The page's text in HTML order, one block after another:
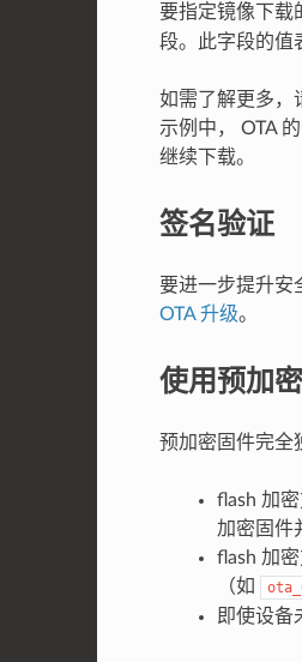
要指定镜像下载
段。此字段的值
如需了解更多，
示例中， OTA
继续下载。
签名验证
要进一步提升安
OTA 升级。
使用预加
预加密固件完全
flash 加
加密固件
flash 加
（如
即使设备